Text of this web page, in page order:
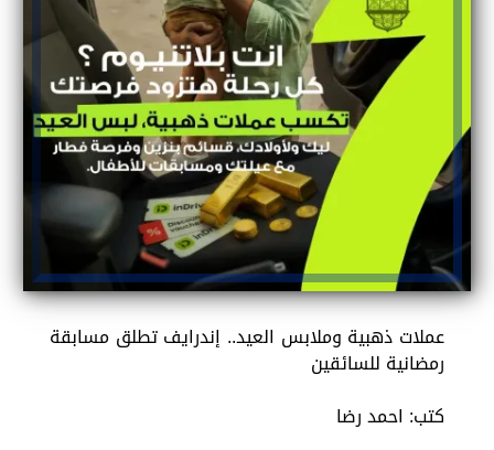
عملات ذهبية وملابس العيد.. إندرايف تطلق مسابقة
رمضانية للسائقين
كتب: احمد رضا